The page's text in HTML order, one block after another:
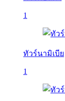
1
ทัวร์นามิเบีย
1